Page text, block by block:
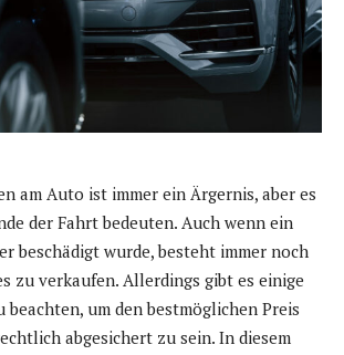
am Auto ist immer ein Ärgernis, aber es
der Fahrt bedeuten. Auch wenn ein
beschädigt wurde, besteht immer noch
zu verkaufen. Allerdings gibt es einige
beachten, um den bestmöglichen Preis
abgesichert zu sein. In diesem